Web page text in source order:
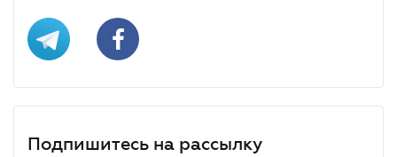
Подпишитесь на рассылку